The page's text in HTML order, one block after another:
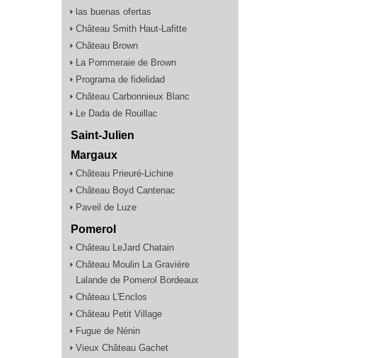
las buenas ofertas
Château Smith Haut-Lafitte
Château Brown
La Pommeraie de Brown
Programa de fidelidad
Château Carbonnieux Blanc
Le Dada de Rouillac
Saint-Julien
Margaux
Château Prieuré-Lichine
Château Boyd Cantenac
Paveil de Luze
Pomerol
Château LeJard Chatain
Château Moulin La Gravière
Lalande de Pomerol Bordeaux
Château L'Enclos
Château Petit Village
Fugue de Nénin
Vieux Château Gachet